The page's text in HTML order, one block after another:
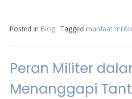
Posted in Blog Tagged manfaat
Peran Militer
Menanggapi